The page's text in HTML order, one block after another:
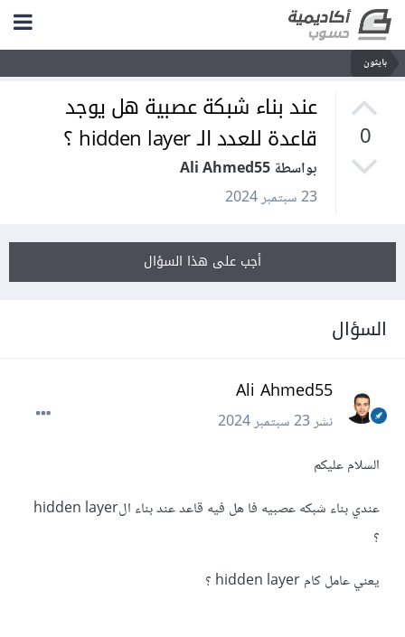
بايثون
0
عند بناء شبكة عصبية هل يوجد
قاعدة للعدد الـ hidden layer ؟
بواسطة Ali Ahmed55
23 سبتمبر 2024
أجب على هذا السؤال
السؤال
Ali Ahmed55
نشر23 سبتمبر 2024
السلام عليكم
عندي بناء شبكه عصبيه فا هل فيه قاعد عند بناء الhidden layer
؟
يعني عامل كام hidden layer ؟